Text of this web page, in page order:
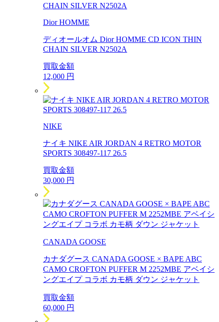
Dior HOMME
ディオールオム Dior HOMME CD ICON THIN
CHAIN SILVER N2502A
買取金額
12,000 円
NIKE
ナイキ NIKE AIR JORDAN 4 RETRO MOTOR
SPORTS 308497-117 26.5
買取金額
30,000 円
CANADA GOOSE
カナダグース CANADA GOOSE × BAPE ABC
CAMO CROFTON PUFFER M 2252MBE アベイシ
ングエイプ コラボ カモ柄 ダウン ジャケット
買取金額
60,000 円